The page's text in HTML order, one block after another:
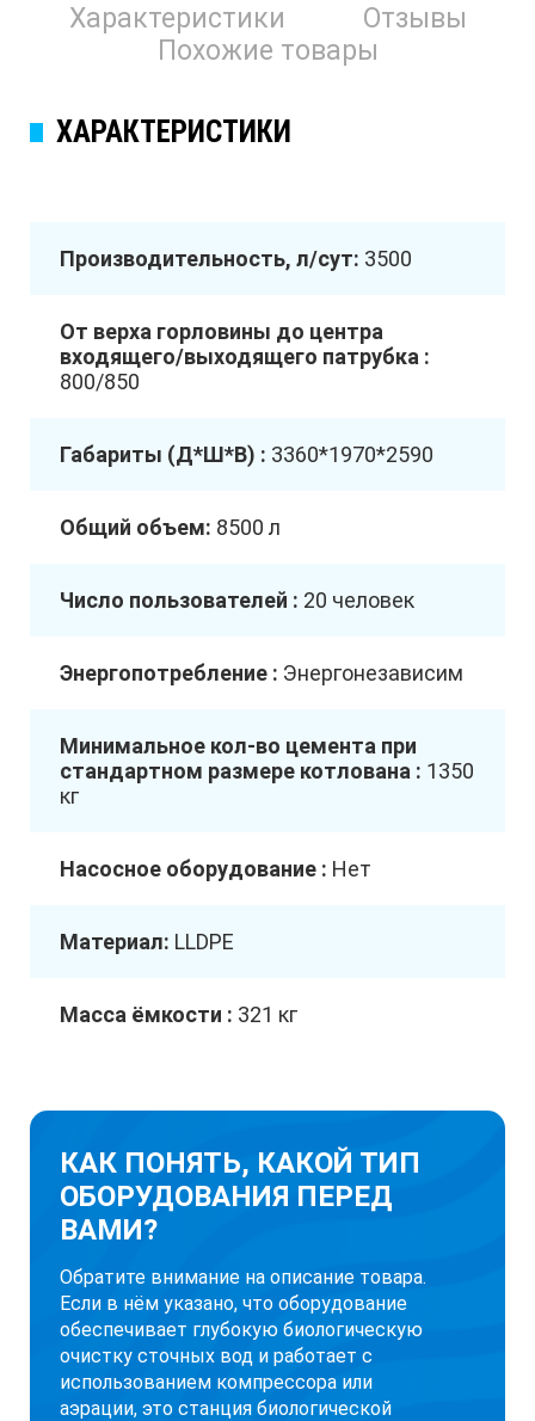
Характеристики
Отзывы
Похожие товары
ХАРАКТЕРИСТИКИ
Производительность, л/сут: 3500
От верха горловины до центра
входящего/выходящего патрубка :
800/850
Габариты (Д*Ш*В) : 3360*1970*2590
Общий объем: 8500 л
Число пользователей : 20 человек
Энергопотребление : Энергонезависим
Минимальное кол-во цемента при
стандартном размере котлована : 1350
кг
Насосное оборудование : Нет
Материал: LLDPE
Масса ёмкости : 321 кг
КАК ПОНЯТЬ, КАКОЙ ТИП
ОБОРУДОВАНИЯ ПЕРЕД
ВАМИ?
Обратите внимание на описание товара.
Если в нём указано, что оборудование
обеспечивает глубокую биологическую
очистку сточных вод и работает с
использованием компрессора или
аэрации, это станция биологической